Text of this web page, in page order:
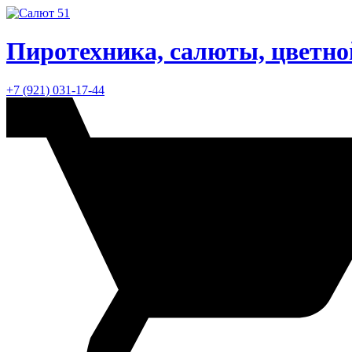
Пиротехника, салюты,
+7 (921) 031-17-44